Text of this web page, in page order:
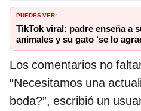
PUEDES VER:
TikTok viral: padre enseña a
animales y su gato ‘se lo
Los comentarios no
“Necesitamos una
boda?”, escribió un